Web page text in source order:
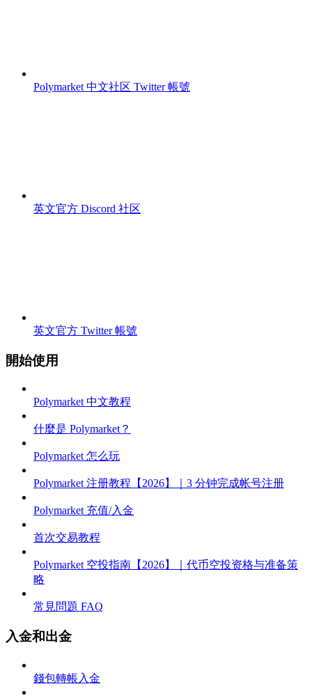
Polymarket 中文社区 Twitter 帳號
英文官方 Discord 社区
英文官方 Twitter 帳號
開始使用
Polymarket 中文教程
什麼是 Polymarket？
Polymarket 怎么玩
Polymarket 注册教程【2026】｜3 分钟完成帐号注册
Polymarket 充值/入金
首次交易教程
Polymarket 空投指南【2026】｜代币空投资格与准备策
略
常見問題 FAQ
入金和出金
錢包轉帳入金